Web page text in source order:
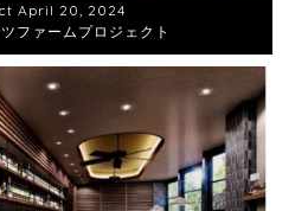
April 20, 2024
ファームプロジェクト